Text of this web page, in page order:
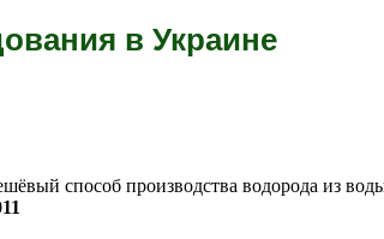
в Украине
способ производства водорода из